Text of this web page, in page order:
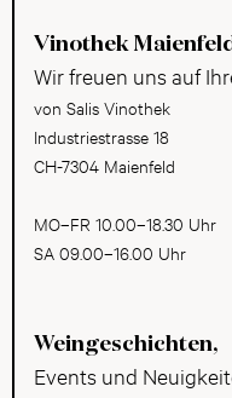
Vinothek
Wir freuen uns auf
von Salis Vinothek
Industriestrasse 18
CH-7304 Maienfeld
MO–FR 10.00–18.30 Uhr
SA 09.00–16.00 Uhr
Weingeschichten,
Events und